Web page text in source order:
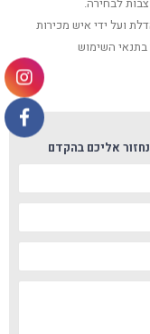
לבחירה.
ועל ידי איש מכירות
השימוש
אליכם בהקדם